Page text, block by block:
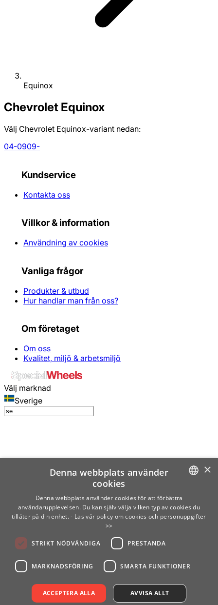
Equinox
Chevrolet Equinox
Välj Chevrolet Equinox-variant nedan:
04-0909-
Kundservice
Kontakta oss
Villkor & information
Användning av cookies
Vanliga frågor
Produkter & utbud
Hur handlar man från oss?
Om företaget
Om oss
Kvalitet, miljö & arbetsmiljö
Välj marknad
Sverige
SWEDISH
×
Denna webbplats använder
cookies
Denna webbplats använder cookies för att förbättra
användarupplevelsen. Du kan själv välja vilken typ av cookies du
tillåter på din enhet. - Läs vår policy om cookies och personuppgifter
>>
STRIKT NÖDVÄNDIGA PRESTANDA
MARKNADSFÖRING SMARTA FUNKTIONER
ACCEPTERA ALLA AVVISA ALLT